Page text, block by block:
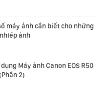
máy ảnh cần biết cho những
ảnh
Máy ảnh Canon EOS R50
2)